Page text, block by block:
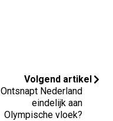
Volgend artikel
Ontsnapt Nederland
eindelijk aan
Olympische vloek?